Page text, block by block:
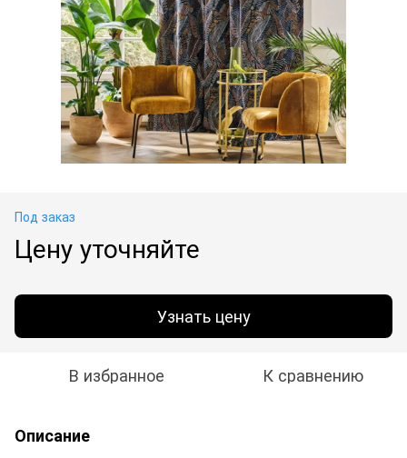
Под заказ
Цену уточняйте
Узнать цену
В избранное К сравнению
Описание